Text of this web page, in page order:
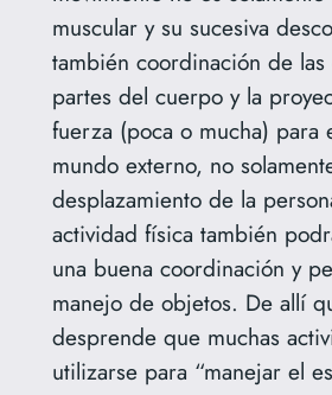
muscular y su sucesiva
también coordinación de
partes del cuerpo y la
fuerza (poca o mucha) para
mundo externo, no
desplazamiento de la
actividad física también
una buena coordinación y
manejo de objetos. De allí
desprende que muchas
utilizarse para “manejar el